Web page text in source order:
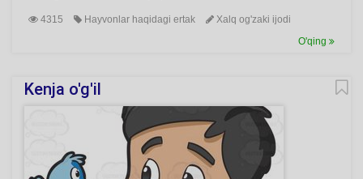
4315 Hayvonlar haqidagi ertak
Xalq og'zaki ijodi
O'qing
Kenja o'g'il